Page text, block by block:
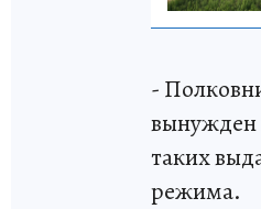
-
вынужден
таких
режима.